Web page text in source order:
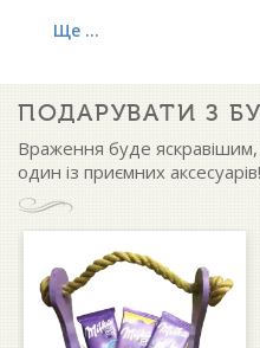
Ще ...
ПОДАРУВАТИ З
Враження буде
один із приємних аксесуарів!